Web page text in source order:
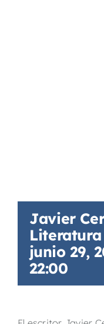
Javier
Literatura
junio 29,
22:00